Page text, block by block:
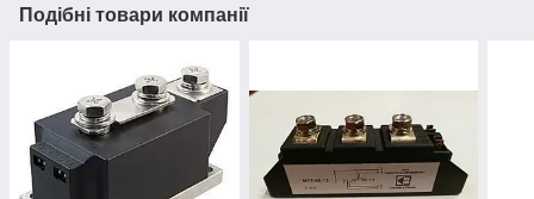
Подібні товари компанії